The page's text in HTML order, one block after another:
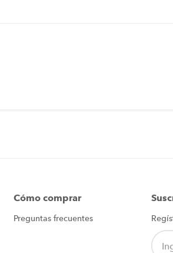
Cómo comprar
Preguntas frecuentes